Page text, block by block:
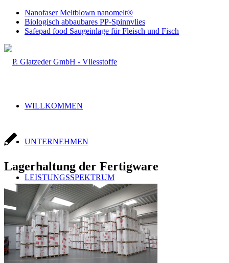
Nanofaser Meltblown nanomelt®
Biologisch abbaubares PP-Spinnvlies
Safepad food Saugeinlage für Fleisch und Fisch
WILLKOMMEN
UNTERNEHMEN
LEISTUNGSSPEKTRUM
Handel & Produktion
Konfektion
Lagerhaltung der Fertigware